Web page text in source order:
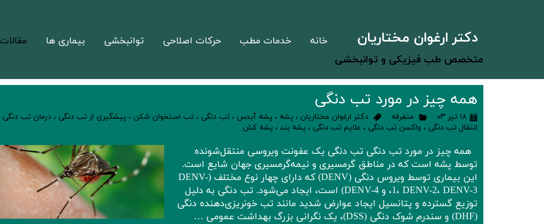
خانه خدمات مطب حرکات اصلاحی توانبخشی بیماری ها مقالات دکتر ارغوان مختاریان
متخصص طب فیزیکی و توانبخشی
همه چیز در مورد تب دنگی
۱۸ تیر ۰۳ متفرقه دکتر ارغوان مختاریان ، پشه ، پشه آيدس ، تب دنگی ، تب استخوان شکن ، پیشگیری از تب دنگی ، درمان تب دنگی
انتقال تب دنگی ، واکسن تب دنگی ، علایم تب دنگی ، پشه بند ، پشه کش
همه چیز در مورد تب دنگی تب دنگی یک عفونت ویروسی منتقل‌شونده
توسط پشه است که در مناطق گرمسیری و نیمه‌گرمسیری جهان شایع است.
این بیماری توسط ویروس دنگی (DENV) که دارای چهار نوع مختلف (DENV-
1، DENV-2، DENV-3، و DENV-4) است، ایجاد می‌شود. تب دنگی به دلیل
توزیع گسترده و پتانسیل ایجاد عوارض شدید مانند تب خونریزی‌دهنده دنگی
(DHF) و سندرم شوک دنگی (DSS)، یک نگرانی بزرگ بهداشت عمومی …